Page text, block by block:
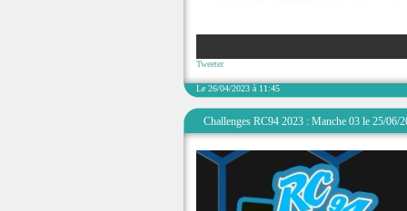
Tweeter
Le 26/04/2023 à 11:45
Challenges RC94 2023 : Manche 03 le 25/06/